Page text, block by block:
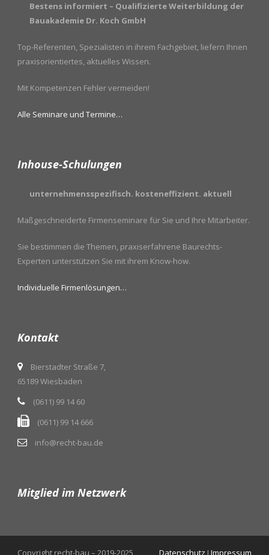
Bestens informiert – Qualifizierte Weiterbildung der
Bauakademie Dr. Koch GmbH
Top-Referenten, Spezialisten in ihrem Fachgebiet, liefern Ihnen
praxisorientiertes, aktuelles Wissen.
Mit Kompetenzen Fehler vermeiden!
Alle Seminare und Termine…
Inhouse-Schulungen
unternehmensspezifisch. kosteneffizient. aktuell
Maßgeschneiderte Firmenseminare für Sie und Ihre Mitarbeiter.
Sie bestimmen die Themen, praxiserfahrene Baurechts-
Experten unterstützen Sie mit ihrem Know-how.
Individuelle Firmenlösungen…
Kontakt
Bierstadter Straße 7,
65189 Wiesbaden
(0611) 99 14 60
(0611) 99 14 666
info@recht-bau.de
Mitglied im Netzwerk
Copyright recht-bau – 2019-2025 Datenschutz I Impressum